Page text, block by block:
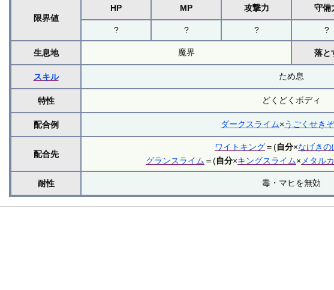
限界値
HP MP 攻撃力 守備
? ? ? ?
生息地 魔界 落と
スキル ため息
特性 どくどくボディ
配合例 ダークスライム×うごくせき
配合先
ワイトキング＝(自分×なげき
グランスライム ＝(自分×キングスライム×メタル
耐性 毒・マヒを無効